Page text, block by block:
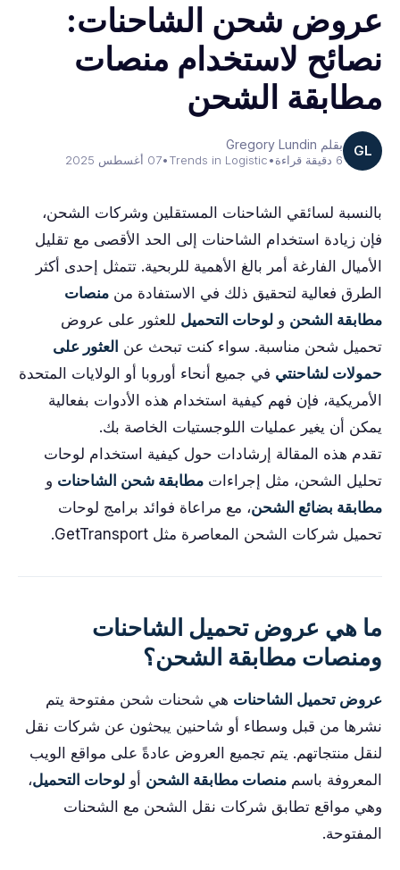
عروض شحن الشاحنات:
نصائح لاستخدام منصات
مطابقة الشحن
GL بقلم Gregory Lundin
6 دقيقة قراءة •
Trends in Logistic
•07 أغسطس 2025
بالنسبة لسائقي الشاحنات المستقلين وشركات الشحن،
فإن زيادة استخدام الشاحنات إلى الحد الأقصى مع تقليل
الأميال الفارغة أمر بالغ الأهمية للربحية. تتمثل إحدى أكثر
الطرق فعالية لتحقيق ذلك في الاستفادة من منصات
مطابقة الشحن و لوحات التحميل للعثور على عروض
تحميل شحن مناسبة. سواء كنت تبحث عن العثور على
حمولات لشاحنتي في جميع أنحاء أوروبا أو الولايات المتحدة
الأمريكية، فإن فهم كيفية استخدام هذه الأدوات بفعالية
يمكن أن يغير عمليات اللوجستيات الخاصة بك.
تقدم هذه المقالة إرشادات حول كيفية استخدام لوحات
تحليل الشحن، مثل إجراءات مطابقة شحن الشاحنات و
مطابقة بضائع الشحن، مع مراعاة فوائد برامج لوحات
تحميل شركات الشحن المعاصرة مثل GetTransport.
ما هي عروض تحميل الشاحنات
ومنصات مطابقة الشحن؟
عروض تحميل الشاحنات هي شحنات شحن مفتوحة يتم
نشرها من قبل وسطاء أو شاحنين يبحثون عن شركات نقل
لنقل منتجاتهم. يتم تجميع العروض عادةً على مواقع الويب
المعروفة باسم منصات مطابقة الشحن أو لوحات التحميل،
وهي مواقع تطابق شركات نقل الشحن مع الشحنات
المفتوحة.